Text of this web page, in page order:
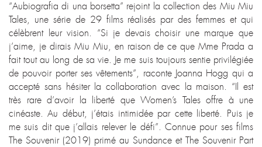
“Aubiografia di una borsetta” rejoint la collection des Miu Miu
Tales, une série de 29 films réalisés par des femmes et qui
célèbrent leur vision. ​​“Si je devais choisir une marque que
j’aime, je dirais Miu Miu, en raison de ce que Mme Prada a
fait tout au long de sa vie. Je me suis toujours sentie privilégiée
de pouvoir porter ses vêtements”, raconte Joanna Hogg qui a
accepté sans hésiter la collaboration avec la maison. “Il est
très rare d’avoir la liberté que Women’s Tales offre à une
cinéaste. Au début, j’étais intimidée par cette liberté. Puis je
me suis dit que j’allais relever le défi”. Connue pour ses films
The Souvenir (2019) primé au Sundance et The Souvenir Part